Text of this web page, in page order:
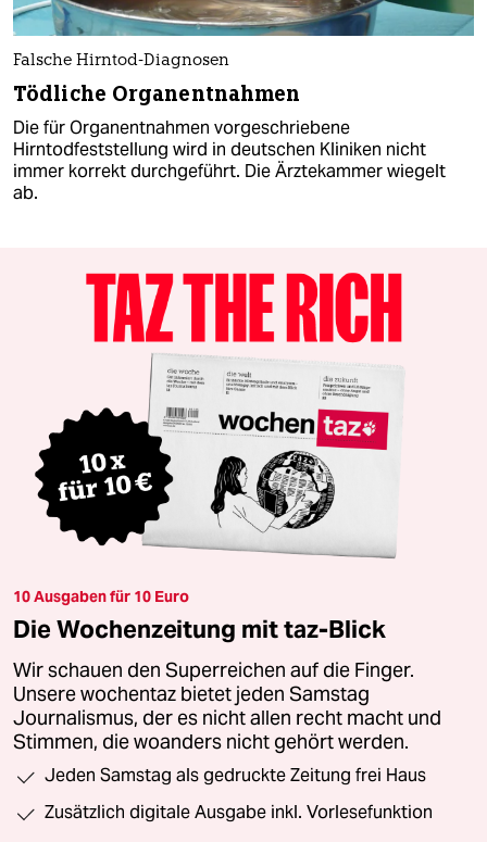
Falsche Hirntod-Diagnosen
Tödliche Organentnahmen
Die für Organentnahmen vorgeschriebene
Hirntodfeststellung wird in deutschen Kliniken nicht
immer korrekt durchgeführt. Die Ärztekammer wiegelt
ab.
10 Ausgaben für 10 Euro
Die Wochenzeitung mit taz-Blick
Wir schauen den Superreichen auf die Finger.
Unsere wochentaz bietet jeden Samstag
Journalismus, der es nicht allen recht macht und
Stimmen, die woanders nicht gehört werden.
Jeden Samstag als gedruckte Zeitung frei Haus
Zusätzlich digitale Ausgabe inkl. Vorlesefunktion